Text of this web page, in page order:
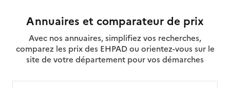
Annuaires et comparateur de prix
Avec nos annuaires, simplifiez vos recherches,
comparez les prix des EHPAD ou orientez-vous sur le
site de votre département pour vos démarches